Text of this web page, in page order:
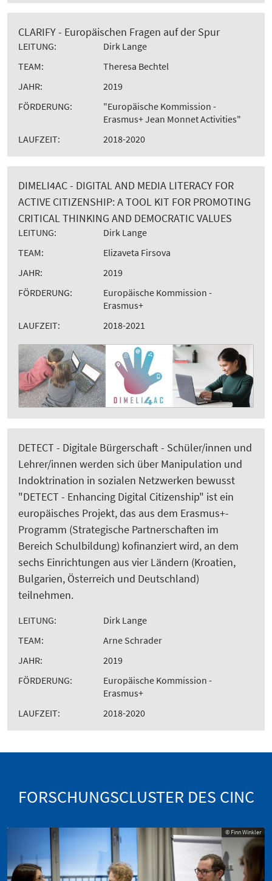
CLARIFY - Europäischen Fragen auf der Spur
LEITUNG:
Dirk Lange
TEAM:
Theresa Bechtel
JAHR:
2019
FÖRDERUNG:
"Europäische Kommission -
Erasmus+ Jean Monnet Activities"
LAUFZEIT:
2018-2020
DIMELI4AC - DIGITAL AND MEDIA LITERACY FOR
ACTIVE CITIZENSHIP: A TOOL KIT FOR PROMOTING
CRITICAL THINKING AND DEMOCRATIC VALUES
LEITUNG:
Dirk Lange
TEAM:
Elizaveta Firsova
JAHR:
2019
FÖRDERUNG:
Europäische Kommission -
Erasmus+
LAUFZEIT:
2018-2021
DETECT - Digitale Bürgerschaft - Schüler/innen und
Lehrer/innen werden sich über Manipulation und
Indoktrination in sozialen Netzwerken bewusst
"DETECT - Enhancing Digital Citizenship" ist ein
europäisches Projekt, das aus dem Erasmus+-
Programm (Strategische Partnerschaften im
Bereich Schulbildung) kofinanziert wird, an dem
sechs Einrichtungen aus vier Ländern (Kroatien,
Bulgarien, Österreich und Deutschland)
teilnehmen.
LEITUNG:
Dirk Lange
TEAM:
Arne Schrader
JAHR:
2019
FÖRDERUNG:
Europäische Kommission -
Erasmus+
LAUFZEIT:
2018-2020
FORSCHUNGSCLUSTER DES CINC
© Finn Winkler